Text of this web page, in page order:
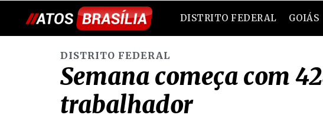
DISTRITO FEDERAL GOIÁS
DISTRITO FEDERAL
Semana começa com
trabalhador